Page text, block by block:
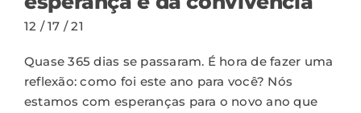
12 / 17 / 21
Quase 365 dias se passaram. É hora de fazer uma
reflexão: como foi este ano para você? Nós
estamos com esperanças para o novo ano que